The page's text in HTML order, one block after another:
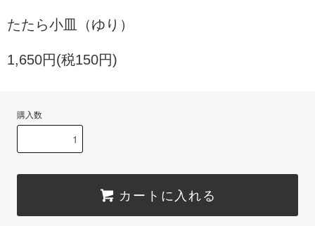
たたら小皿（ゆり）
1,650円(税150円)
購入数
カートに入れる